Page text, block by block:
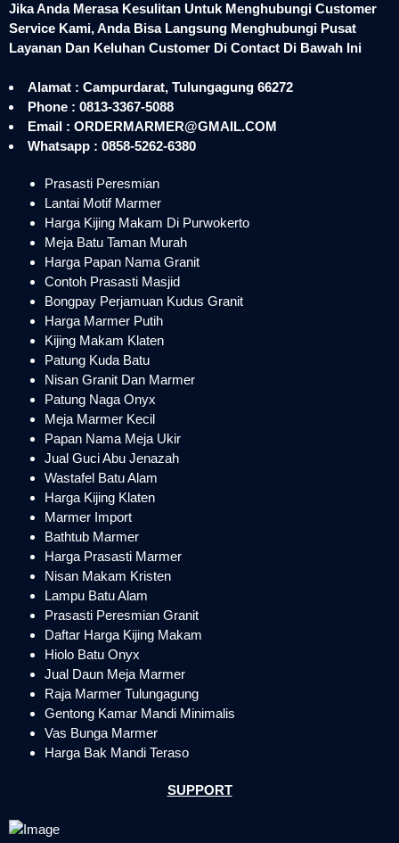
Jika Anda Merasa Kesulitan Untuk Menghubungi Customer
Service Kami, Anda Bisa Langsung Menghubungi Pusat
Layanan Dan Keluhan Customer Di Contact Di Bawah Ini
Alamat : Campurdarat, Tulungagung 66272
Phone : 0813-3367-5088
Email : ORDERMARMER@GMAIL.COM
Whatsapp : 0858-5262-6380
Prasasti Peresmian
Lantai Motif Marmer
Harga Kijing Makam Di Purwokerto
Meja Batu Taman Murah
Harga Papan Nama Granit
Contoh Prasasti Masjid
Bongpay Perjamuan Kudus Granit
Harga Marmer Putih
Kijing Makam Klaten
Patung Kuda Batu
Nisan Granit Dan Marmer
Patung Naga Onyx
Meja Marmer Kecil
Papan Nama Meja Ukir
Jual Guci Abu Jenazah
Wastafel Batu Alam
Harga Kijing Klaten
Marmer Import
Bathtub Marmer
Harga Prasasti Marmer
Nisan Makam Kristen
Lampu Batu Alam
Prasasti Peresmian Granit
Daftar Harga Kijing Makam
Hiolo Batu Onyx
Jual Daun Meja Marmer
Raja Marmer Tulungagung
Gentong Kamar Mandi Minimalis
Vas Bunga Marmer
Harga Bak Mandi Teraso
SUPPORT